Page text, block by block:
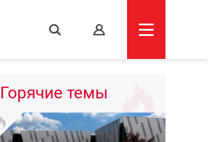
s
Горячие темы